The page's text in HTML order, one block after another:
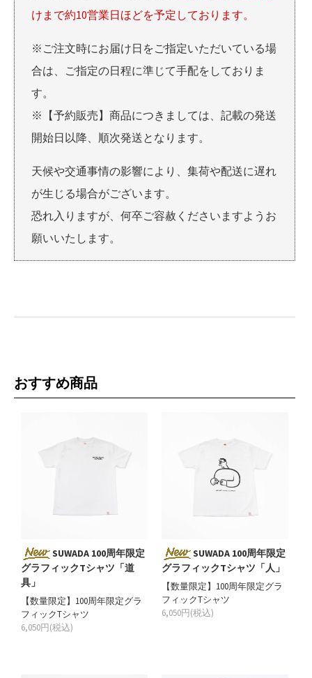
けまで約10営業日ほどを予定しております。
※ご注文時にお届け日をご指定いただいている場
合は、ご指定の日程に準じて手配をしておりま
す。
※【予約販売】商品につきましては、記載の発送
開始日以降、順次発送となります。
天候や交通事情の影響により、集荷や配送に遅れ
が生じる場合がございます。
恐れ入りますが、何卒ご容赦くださいますようお
願いいたします。
おすすめ商品
SUWADA 100周年限定
グラフィックTシャツ「道
具」
【数量限定】100周年限定グラ
フィックTシャツ
6,050円(税込)
SUWADA 100周年限定
グラフィックTシャツ「人」
【数量限定】100周年限定グラ
フィックTシャツ
6,050円(税込)